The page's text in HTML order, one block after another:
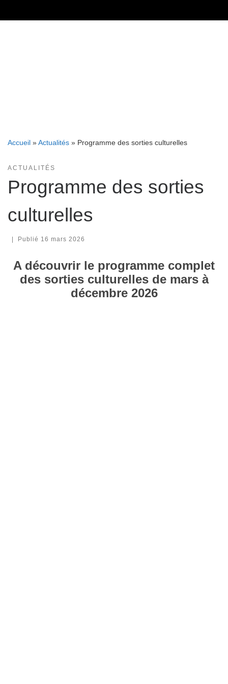
Accueil »Actualités » Programme des sorties culturelles
ACTUALITÉS
Programme des sorties
culturelles
Publié 16 mars 2026
A découvrir le programme complet
des sorties culturelles de mars à
décembre 2026